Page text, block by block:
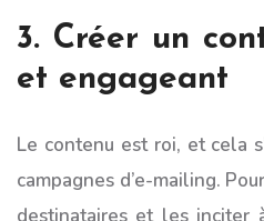
3. Créer un
et engageant
Le contenu est roi, et cela
campagnes d’e-mailing.
destinataires et les inciter